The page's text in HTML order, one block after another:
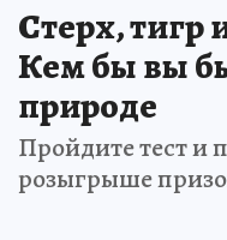
Стерх, тигр
Кем бы вы
природе
Пройдите тест и
розыгрыше